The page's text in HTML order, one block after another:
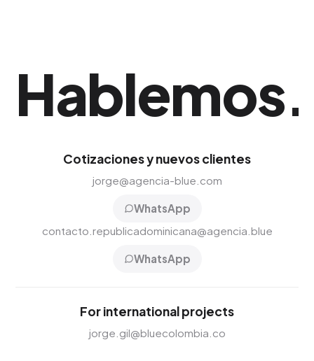
Hablemos.
Cotizaciones y nuevos clientes
jorge@agencia-blue.com
WhatsApp
contacto.republicadominicana@agencia.blue
WhatsApp
For international projects
jorge.gil@bluecolombia.co